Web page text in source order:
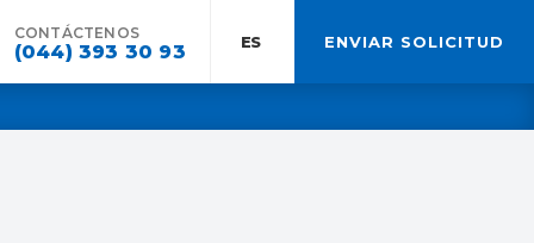
CONTÁCTENOS
(044) 393 30 93 ES: ENVIAR SOLICITUD